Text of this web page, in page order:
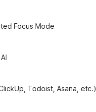
Focus Mode
Todoist, Asana, etc.)